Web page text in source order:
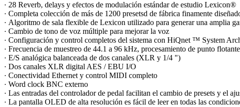
· 28 Reverb, delays y efectos de modulación estándar de estudio Lexicon®
· Completa colección de más de 1200 presetsd de fábrica finamente
· Algoritmo de sala flexible de Lexicon utilizado para generar una amplia
· Cambio de tono de voz múltiple para mejorar la voz
· Configuración y control completos del sistema con HiQnet ™ System
· Frecuencia de muestreo de 44.1 a 96 kHz, procesamiento de punto
· E/S analógica balanceada de dos canales (XLR y 1/4 ")
· Dos canales XLR digital AES / EBU I/O
· Conectividad Ethernet y control MIDI completo
· Word clock BNC externo
· Las entradas del controlador de pedal facilitan el cambio de presets y el
· La pantalla OLED de alta resolución es fácil de leer en todas las